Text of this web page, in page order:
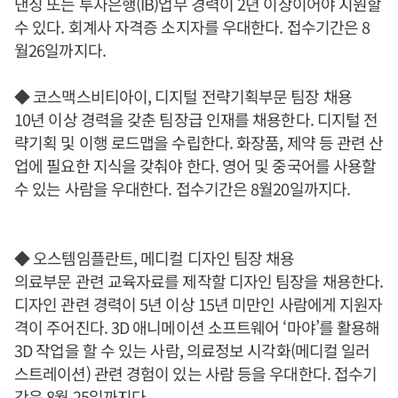
수 있다. 회계사 자격증 소지자를 우대한다. 접수기간은 8
월26일까지다.
◆ 코스맥스비티아이, 디지털 전략기획부문 팀장 채용
10년 이상 경력을 갖춘 팀장급 인재를 채용한다. 디지털 전
략기획 및 이행 로드맵을 수립한다. 화장품, 제약 등 관련 산
업에 필요한 지식을 갖춰야 한다. 영어 및 중국어를 사용할
수 있는 사람을 우대한다. 접수기간은 8월20일까지다.
◆ 오스템임플란트, 메디컬 디자인 팀장 채용
의료부문 관련 교육자료를 제작할 디자인 팀장을 채용한다.
디자인 관련 경력이 5년 이상 15년 미만인 사람에게 지원자
격이 주어진다. 3D 애니메이션 소프트웨어 ‘마야’를 활용해
3D 작업을 할 수 있는 사람, 의료정보 시각화(메디컬 일러
스트레이션) 관련 경험이 있는 사람 등을 우대한다. 접수기